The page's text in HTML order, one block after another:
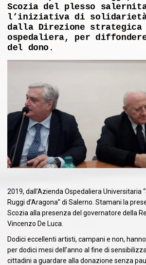
Scozia del plesso
l’iniziativa di solidarietà
dalla Direzione strategica
ospedaliera, per
del dono.
2019, dall’Azienda Ospedaliera Universitaria
Ruggi d’Aragona” di Salerno. Stamani la
Scozia alla presenza del governatore della
Vincenzo De Luca.
Dodici eccellenti artisti, campani e non,
per dodici mesi dell’anno al fine di
cittadini a guardare alla donazione senza